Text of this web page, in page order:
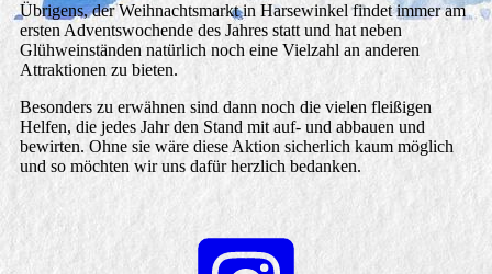
Übrigens, der Weihnachtsmarkt in Harsewinkel findet immer am
ersten Adventswochende des Jahres statt und hat neben
Glühweinständen natürlich noch eine Vielzahl an anderen
Attraktionen zu bieten.
Besonders zu erwähnen sind dann noch die vielen fleißigen
Helfen, die jedes Jahr den Stand mit auf- und abbauen und
bewirten. Ohne sie wäre diese Aktion sicherlich kaum möglich
und so möchten wir uns dafür herzlich bedanken.